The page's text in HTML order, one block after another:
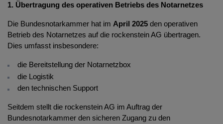
1. Übertragung des operativen Betriebs des Notarnetzes
Die Bundesnotarkammer hat im April 2025 den operativen
Betrieb des Notarnetzes auf die rockenstein AG übertragen.
Dies umfasst insbesondere:
die Bereitstellung der Notarnetzbox
die Logistik
den technischen Support
Seitdem stellt die rockenstein AG im Auftrag der
Bundesnotarkammer den sicheren Zugang zu den